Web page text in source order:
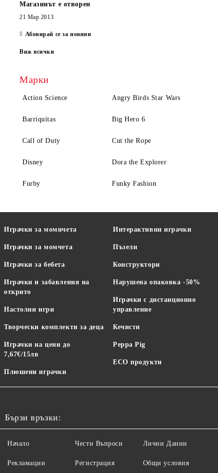
Магазинът е отворен
21 Мар 2013
Абонирай се за новини
Виж всички
Марки
Action Science Angry Birds Star Wars
Barriquitas Big Hero 6
Call of Duty Cut the Rope
Disney Dora the Explorer
Furby Funky Fashion
Играчки за момичета
Играчки за момчета
Играчки за бебета
Играчки и забавления на
открито
Настолни игри
Творчески комплекти за деца
Играчки на цени до
7,67€/15лв
Плюшени играчки
Интерактивни играчки
Пъзели
Конструктори
Нарушена опаковка -50%
Играчки с дистанционно
управление
Кечисти
Peppa Pig
ECO продукти
Бързи връзки:
Начало
Рекламации
Чести Въпроси
Регистрация
Лични Данни
Общи условия